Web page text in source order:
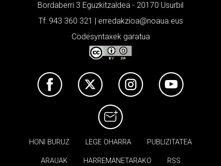
Bordaberri 3 Eguzkitzaldea - 20170 Usurbil
Tf: 943 360 321 | erredakzioa@noaua.eus
Codesyntaxek garatua
HONI BURUZ LEGE OHARRA PUBLIZITATEA
ARAUAK HARREMANETARAKO RSS